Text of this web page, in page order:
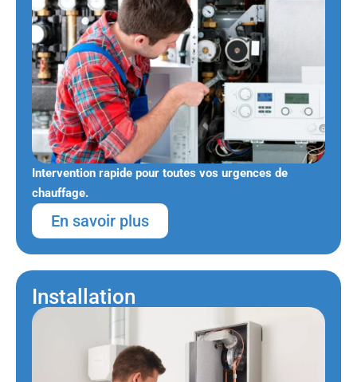
Intervention rapide pour toutes vos urgences de
chauffage.
En savoir plus
Installation